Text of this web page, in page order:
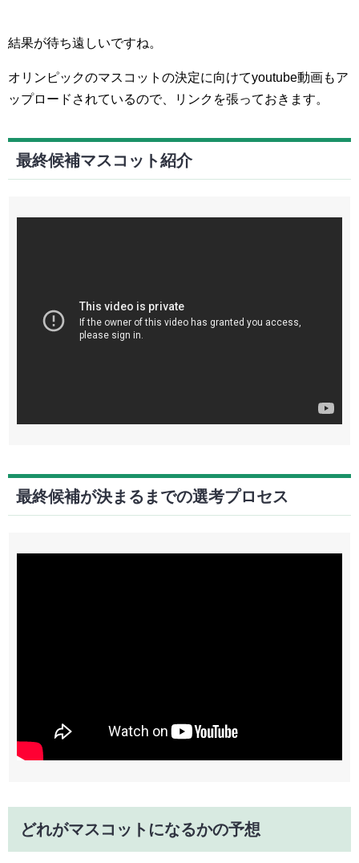
結果が待ち遠しいですね。
オリンピックのマスコットの決定に向けてyoutube動画もア
ップロードされているので、リンクを張っておきます。
最終候補マスコット紹介
最終候補が決まるまでの選考プロセス
どれがマスコットになるかの予想